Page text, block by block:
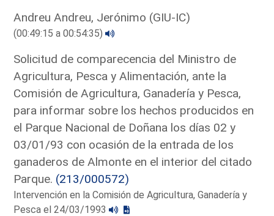
Andreu Andreu, Jerónimo (GIU-IC)
(00:49:15 a 00:54:35)
Solicitud de comparecencia del Ministro de
Agricultura, Pesca y Alimentación, ante la
Comisión de Agricultura, Ganadería y Pesca,
para informar sobre los hechos producidos en
el Parque Nacional de Doñana los días 02 y
03/01/93 con ocasión de la entrada de los
ganaderos de Almonte en el interior del citado
Parque. (213/000572)
Intervención en la Comisión de Agricultura, Ganadería y
Pesca el 24/03/1993